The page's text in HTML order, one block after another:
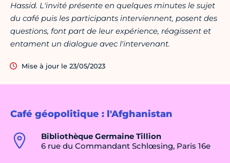
Café géopolitique : l'Afghanistan
Bibliothèque Germaine Tillion
6 rue du Commandant Schlœsing, Paris 16e
Hassid. L'invité présente en quelques minutes le sujet
du café puis les participants interviennent, posent des
questions, font part de leur expérience, réagissent et
entament un dialogue avec l'intervenant.
Mise à jour le 23/05/2023